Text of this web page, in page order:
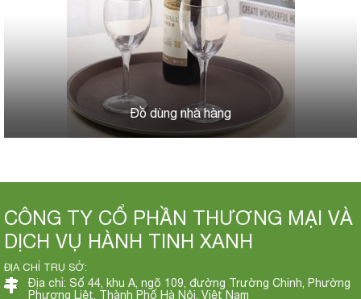
Đồ dùng nhà hàng
CÔNG TY CỔ PHẦN THƯƠNG MẠI VÀ
DỊCH VỤ HÀNH TINH XANH
ĐỊA CHỈ TRỤ SỞ:
Địa chỉ: Số 44, khu A, ngõ 109, đường Trường Chinh, Phường
Phương Liệt, Thành Phố Hà Nội, Việt Nam